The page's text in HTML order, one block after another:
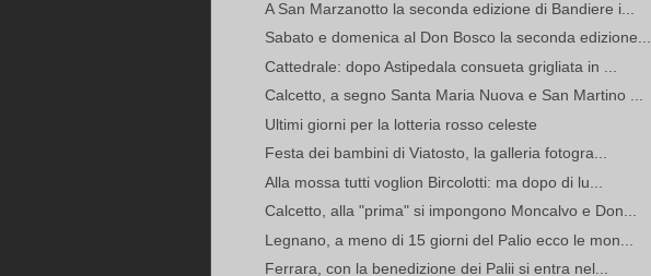
A San Marzanotto la seconda edizione di Bandiere i...
Sabato e domenica al Don Bosco la seconda edizione...
Cattedrale: dopo Astipedala consueta grigliata in ...
Calcetto, a segno Santa Maria Nuova e San Martino ...
Ultimi giorni per la lotteria rosso celeste
Festa dei bambini di Viatosto, la galleria fotogra...
Alla mossa tutti voglion Bircolotti: ma dopo di lu...
Calcetto, alla "prima" si impongono Moncalvo e Don...
Legnano, a meno di 15 giorni del Palio ecco le mon...
Ferrara, con la benedizione dei Palii si entra nel...